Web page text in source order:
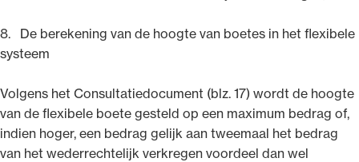
8. De berekening van de hoogte van boetes in het flexibele
systeem
Volgens het Consultatiedocument (blz. 17) wordt de hoogte
van de flexibele boete gesteld op een maximum bedrag of,
indien hoger, een bedrag gelijk aan tweemaal het bedrag
van het wederrechtelijk verkregen voordeel dan wel